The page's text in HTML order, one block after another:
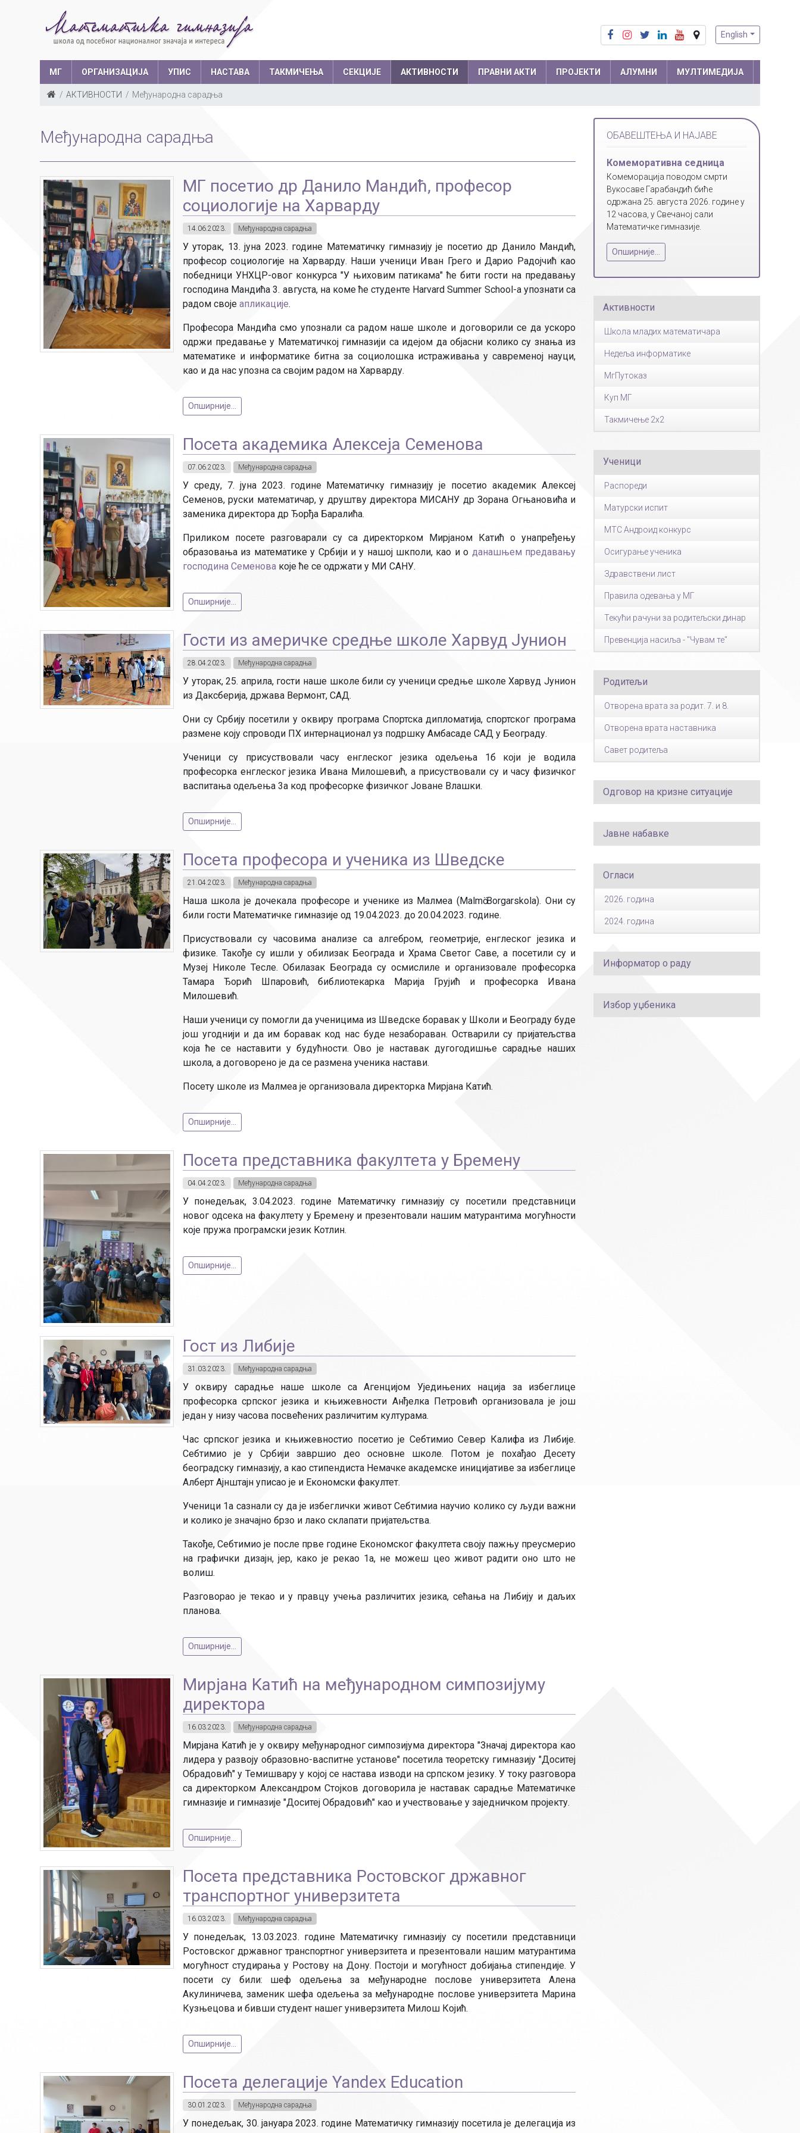
English
МГ ОРГАНИЗАЦИЈА
Ученички парламент Помоћник директора
Професори
Администратори мреже
Рачуноводство
Помоћно-техничко особље
Информатика
Биологија
Хемија
Друштвене науке
Физичко васпитање
Критеријуми за
УПИС НАСТАВА ТАКМИЧЕЊА
балканским олимпијадама
Успеси на осталим међународним
такмичењима
Припреме из математике
Припреме из физике
СЕКЦИЈЕ АКТИВНОСТИ ПРАВНИ АКТИ ПРОЈЕКТИ АЛУМНИ МУЛТИМЕДИЈА
АКТИВНОСТИ Међународна сарадња
Међународна сарадња
МГ посетио др Данило Мандић, професор
социологије на Харварду
14.06.2023. Међународна сарадња
У уторак, 13. јуна 2023. године Математичку гимназију је посетио др Данило Мандић,
професор социологије на Харварду. Наши ученици Иван Грего и Дарио Радојчић као
победници УНХЦР-овог конкурса "У њиховим патикама" ће бити гости на предавању
господина Мандића 3. августа, на коме ће студенте Harvard Summer School-а упознати са
радом своје апликације.
Професора Мандића смо упознали са радом наше школе и договорили се да ускоро
одржи предавање у Математичкој гимназији са идејом да објасни колико су знања из
математике и информатике битна за социолошка истраживања у савременој науци,
као и да нас упозна са својим радом на Харварду.
Опширније...
Посета академика Алексеја Семенова
07.06.2023. Међународна сарадња
У среду, 7. јуна 2023. године Математичку гимназију је посетио академик Алексеј
Семенов, руски математичар, у друштву директора МИСАНУ др Зорана Огњановића и
заменика директора др Ђорђа Баралића.
Приликом посете разговарали су са директорком Мирјаном Катић о унапређењу
образовања из математике у Србији и у нашој шкполи, као и о данашњем предавању
господина Семенова које ће се одржати у МИ САНУ.
Опширније...
Гости из америчке средње школе Харвуд Јунион
28.04.2023. Међународна сарадња
У уторак, 25. априла, гости наше школе били су ученици средње школе Харвуд Јунион
из Даксберија, држава Вермонт, САД.
Они су Србију посетили у оквиру програма Спортска дипломатија, спортског програма
размене коју спроводи ПХ интернационал уз подршку Амбасаде САД у Београду.
Ученици су присуствовали часу енглеског језика одељења 1б који је водила
професорка енглеског језика Ивана Милошевић, а присуствовали су и часу физичког
васпитања одељења 3а код професорке физичког Јоване Влашки.
Опширније...
Посета професора и ученика из Шведске
21.04.2023. Међународна сарадња
Наша школа је дочекала професоре и ученике из Малмеа (Malmӧ Borgarskola). Они су
били гости Математичке гимназије од 19.04.2023. до 20.04.2023. године.
Присуствовали су часовима анализе са алгебром, геометрије, енглеског језика и
физике. Такође су ишли у обилизак Београда и Храма Светог Саве, а посетили су и
Музеј Николе Тесле. Обилазак Београда су осмислиле и организовале професорка
Тамара Ђорић Шпаровић, библиотекарка Марија Грујић и професорка Ивана
Милошевић.
Наши ученици су помогли да ученицима из Шведске боравак у Школи и Београду буде
још угоднији и да им боравак код нас буде незабораван. Остварили су пријатељства
која ће се наставити у будућности. Ово је наставак дугогодишње сарадње наших
школа, а договорено је да се размена ученика настави.
Посету школе из Малмеа је организовала директорка Мирјана Катић.
Опширније...
Посета представника факултета у Бремену
04.04.2023. Међународна сарадња
У понедељак, 3.04.2023. године Математичку гимназију су посетили представници
новог одсека на факултету у Бремену и презентовали нашим матурантима могућности
које пружа програмски језик Kотлин.
Опширније...
Гост из Либије
31.03.2023. Међународна сарадња
У оквиру сарадње наше школе са Агенцијом Уједињених нација за избеглице
професорка српског језика и књижевности Анђелка Петровић организовала је још
један у низу часова посвећених различитим културама.
Час српског језика и књижевностио посетио је Себтимио Север Калифа из Либије.
Себтимио је у Србији завршио део основне школе. Потом је похађао Десету
београдску гимназију, а као стипендиста Немачке академске иницијативе за избеглице
Алберт Ајнштајн уписао је и Економски факултет.
Ученици 1а сазнали су да је избеглички живот Себтимиа научио колико су људи важни
и колико је значајно брзо и лако склапати пријатељства.
Такође, Себтимио је после прве године Економског факултета своју пажњу преусмерио
на графички дизајн, јер, како је рекао 1а, не можеш цео живот радити оно што не
волиш.
Разговорао је текао и у правцу учења различитих језика, сећања на Либију и даљих
планова.
Опширније...
Мирјана Kатић на међународном симпозијуму
директора
16.03.2023. Међународна сарадња
Мирјана Kатић је у оквиру међународног симпозијума директора "Значај директора као
лидера у развоју образовно-васпитне установе" посетила теоретску гимназију "Доситеј
Обрадовић" у Темишвару у којој се настава изводи на српском језику. У току разговора
са директорком Александром Стојков договорила је наставак сарадње Математичке
гимназије и гимназије "Доситеј Обрадовић" као и учествовање у заједничком пројекту.
Опширније...
Посета представника Ростовског државног
транспортног универзитета
16.03.2023. Међународна сарадња
У понедељак, 13.03.2023. године Математичку гимназију су посетили представници
Ростовског државног транспортног универзитета и презентовали нашим матурантима
могућност студирања у Ростову на Дону. Постоји и могућност добијања стипендије. У
посети су били: шеф одељења за међународне послове универзитета Алена
Акулиничева, заменик шефа одељења за међународне послове универзитета Марина
Кузњецова и бивши студент нашег универзитета Милош Којић.
Опширније...
Посета делегације Yandex Education
30.01.2023. Међународна сарадња
У понедељак, 30. јануара 2023. године Математичку гимназију посетила је делегација из
ОБАВЕШТЕЊА И НАЈАВЕ
Комеморативна седница
Комеморација поводом смрти
Вукосаве Гарабандић биће
одржана 25. августа 2026. године у
12 часова, у Свечаној сали
Математичке гимназије.
Опширније...
Активности
Школа младих математичара
Недеља информатике
МгПутоказ
Куп МГ
Такмичење 2x2
Ученици
Распореди
Матурски испит
МТС Андроид конкурс
Осигурање ученика
Здравствени лист
Правила одевања у МГ
Текући рачуни за родитељски динар
Превенција насиља - "Чувам те"
Родитељи
Отворена врата за родит. 7. и 8.
Отворена врата наставника
Савет родитеља
Одговор на кризне ситуације
Јавне набавке
Огласи
2026. година
2024. година
Информатор о раду
Избор уџбеника